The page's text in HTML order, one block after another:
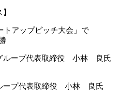
トアップピッチ大会」で
ープ代表取締役 小林 良氏